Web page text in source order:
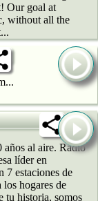
Our goal at
without all the
al aire. Radio
líder en
7 estaciones de
hogares de
tu historia, somos